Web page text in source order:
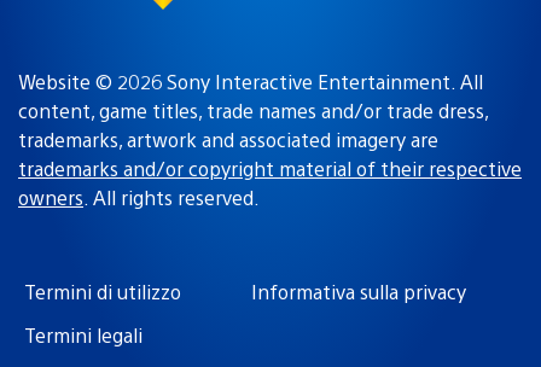
Website © 2026 Sony Interactive Entertainment. All
content, game titles, trade names and/or trade dress,
trademarks, artwork and associated imagery are
trademarks and/or copyright material of their respective
owners. All rights reserved.
Termini di utilizzo
Informativa sulla privacy
Termini legali